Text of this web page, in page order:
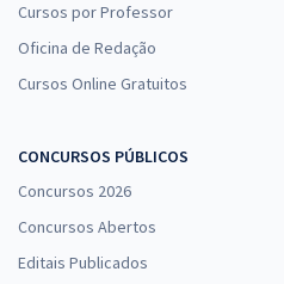
Cursos por Professor
Oficina de Redação
Cursos Online Gratuitos
CONCURSOS PÚBLICOS
Concursos 2026
Concursos Abertos
Editais Publicados